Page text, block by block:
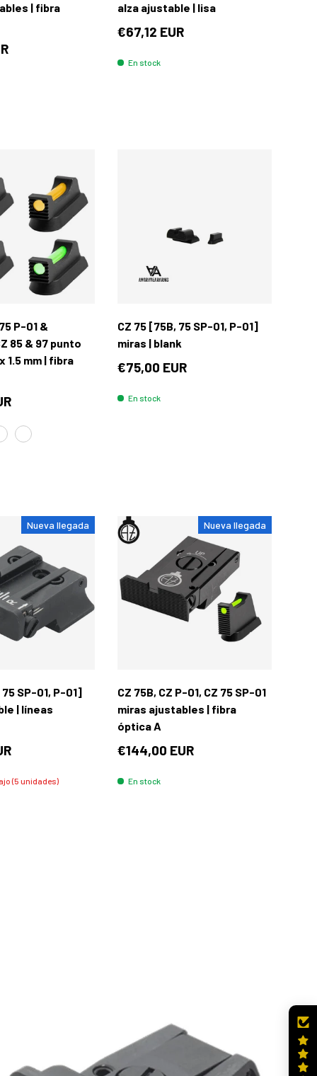
| fibra
alza ajustable | lisa
€67,12 EUR
En stock
P-01 &
85 & 97 punto
1.5 mm | fibra
Elegir opciones
CZ 75 [75B, 75 SP-01, P-01]
miras | blank
€75,00 EUR
En stock
Nueva llegada
SP-01, P-01]
| líneas
(5 unidades)
Nueva llegada
CZ 75B, CZ P-01, CZ 75 SP-01
miras ajustables | fibra
óptica A
€144,00 EUR
En stock